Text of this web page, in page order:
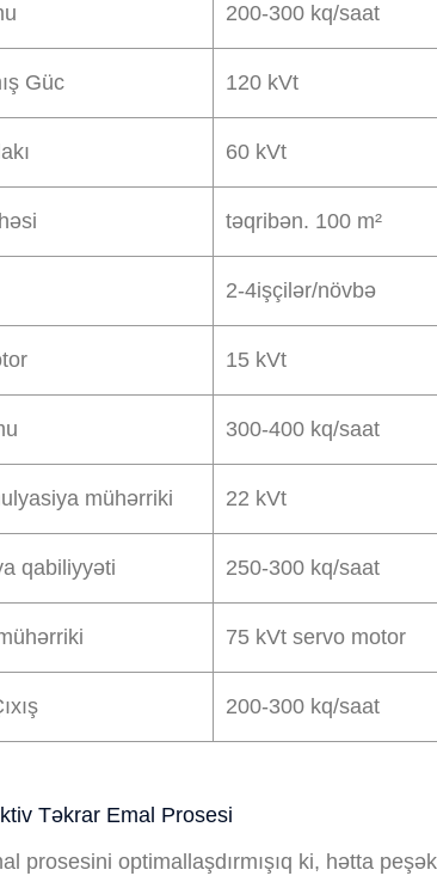
200-300 kq/saat
Güc 120 kVt
60 kVt
təqribən. 100 m²
2-4işçilər/növbə
15 kVt
300-400 kq/saat
mühərriki 22 kVt
qabiliyyəti 250-300 kq/saat
75 kVt servo motor
200-300 kq/saat
Təkrar Emal Prosesi
prosesini optimallaşdırmışıq ki, hətta